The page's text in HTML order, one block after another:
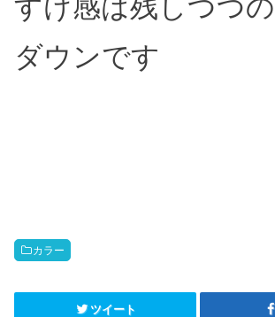
すけ感は残しつつ
ダウンです
カラー
ツイート